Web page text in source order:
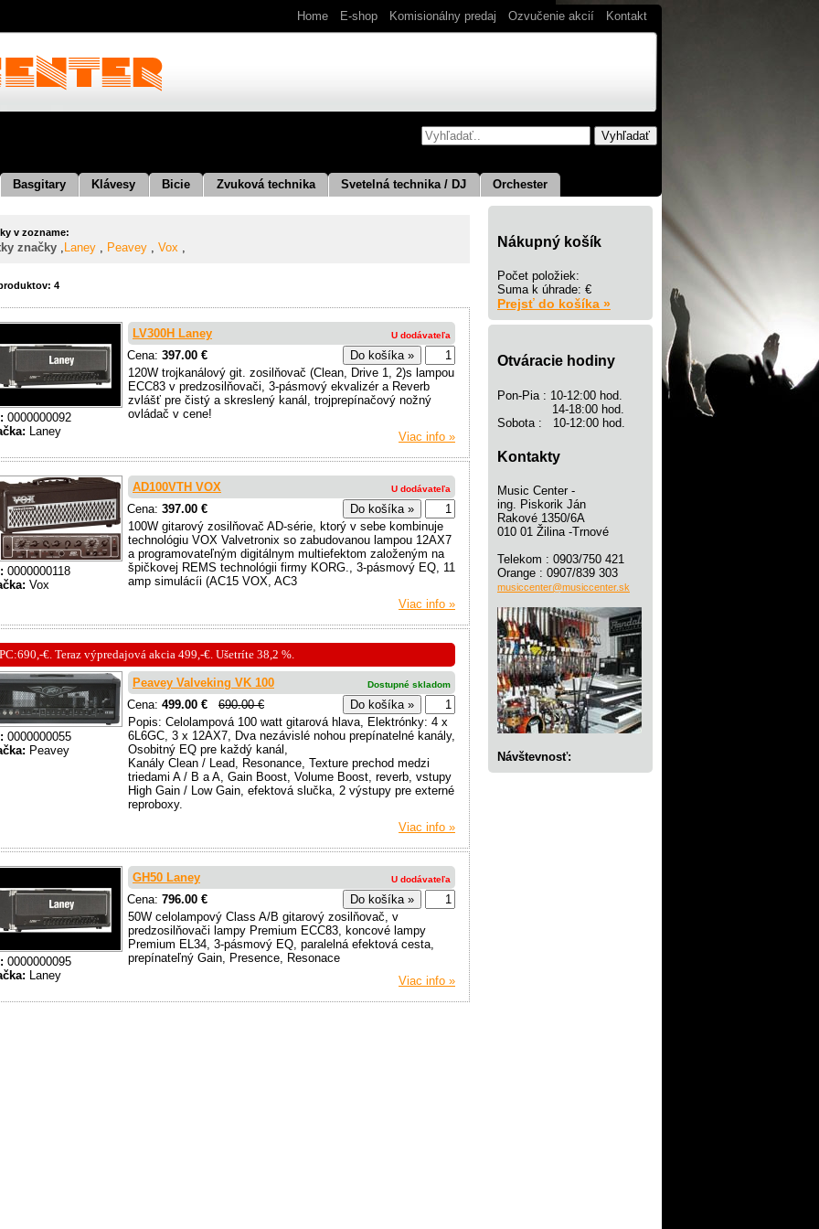
Home E-shop Komisionálny predaj Ozvučenie akcií Kontakt
Basgitary Klávesy Bicie Zvuková technika Svetelná technika / DJ Orchester
v zozname:
značky , Laney , Peavey , Vox ,
4
0000000092
Laney
LV300H Laney U dodávateľa
Cena: 397.00 €
120W trojkanálový git. zosilňovač (Clean, Drive 1, 2)s lampou
ECC83 v predzosilňovači, 3-pásmový ekvalizér a Reverb
zvlášť pre čistý a skreslený kanál, trojprepínačový nožný
ovládač v cene!
Viac info »
0000000118
Vox
AD100VTH VOX U dodávateľa
Cena: 397.00 €
100W gitarový zosilňovač AD-série, ktorý v sebe kombinuje
technológiu VOX Valvetronix so zabudovanou lampou 12AX7
a programovateľným digitálnym multiefektom založeným na
špičkovej REMS technológii firmy KORG., 3-pásmový EQ, 11
amp simulácíi (AC15 VOX, AC3
Viac info »
€. Teraz výpredajová akcia 499,-€. Ušetríte 38,2 %.
0000000055
Peavey
Peavey Valveking VK 100 Dostupné skladom
Cena: 499.00 €
690.00 €
Popis: Celolampová 100 watt gitarová hlava, Elektrónky: 4 x
6L6GC, 3 x 12AX7, Dva nezávislé nohou prepínatelné kanály,
Osobitný EQ pre každý kanál,
Kanály Clean / Lead, Resonance, Texture prechod medzi
triedami A / B a A, Gain Boost, Volume Boost, reverb, vstupy
High Gain / Low Gain, efektová slučka, 2 výstupy pre externé
reproboxy.
Viac info »
0000000095
Laney
GH50 Laney U dodávateľa
Cena: 796.00 €
50W celolampový Class A/B gitarový zosilňovač, v
predzosilňovači lampy Premium ECC83, koncové lampy
Premium EL34, 3-pásmový EQ, paralelná efektová cesta,
prepínateľný Gain, Presence, Resonace
Viac info »
Nákupný košík
Počet položiek:
Suma k úhrade: €
Prejsť do košíka »
Otváracie hodiny
Pon-Pia : 10-12:00 hod.
14-18:00 hod.
Sobota : 10-12:00 hod.
Kontakty
Music Center -
ing. Piskorik Ján
Rakové 1350/6A
010 01 Žilina -Trnové
Telekom : 0903/750 421
Orange : 0907/839 303
musiccenter@musiccenter.sk
Návštevnosť: